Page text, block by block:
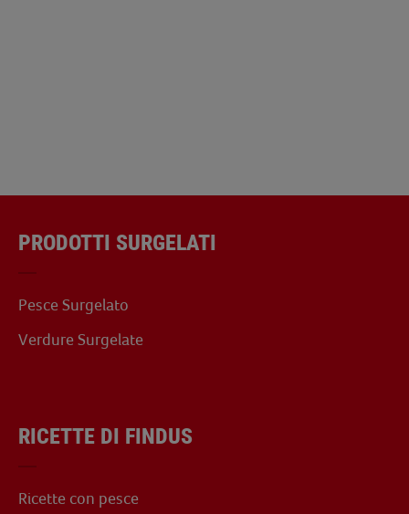
PRODOTTI SURGELATI
Pesce Surgelato
Verdure Surgelate
RICETTE DI FINDUS
Ricette con pesce